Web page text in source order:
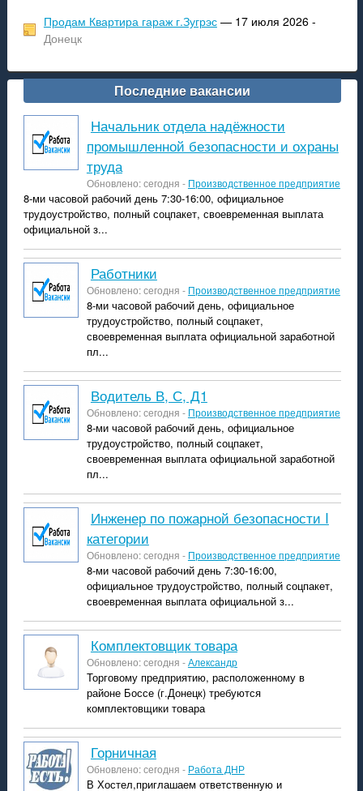
Продам Квартира гараж г.Зугрэс— 17 июля 2026 -
Донецк
Последние вакансии
Начальник отдела надёжности
промышленной безопасности и охраны
труда
Обновлено: сегодня - Производственное предприятие
8-ми часовой рабочий день 7:30-16:00, официальное
трудоустройство, полный соцпакет, своевременная выплата
официальной з...
Работники
Обновлено: сегодня - Производственное предприятие
8-ми часовой рабочий день, официальное
трудоустройство, полный соцпакет,
своевременная выплата официальной заработной
пл...
Водитель В, С, Д1
Обновлено: сегодня - Производственное предприятие
8-ми часовой рабочий день, официальное
трудоустройство, полный соцпакет,
своевременная выплата официальной заработной
пл...
Инженер по пожарной безопасности I
категории
Обновлено: сегодня - Производственное предприятие
8-ми часовой рабочий день 7:30-16:00,
официальное трудоустройство, полный соцпакет,
своевременная выплата официальной з...
Комплектовщик товара
Обновлено: сегодня -Александр
Торговому предприятию, расположенному в
районе Боссе (г.Донецк) требуются
комплектовщики товара
горничная
Обновлено: сегодня - Работа ДНР
В Хостел,приглашаем ответственную и